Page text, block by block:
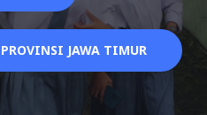
JAWA TIMUR